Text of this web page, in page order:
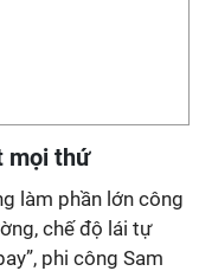
mọi thứ
làm phần lớn công
chế độ lái tự
phi công Sam